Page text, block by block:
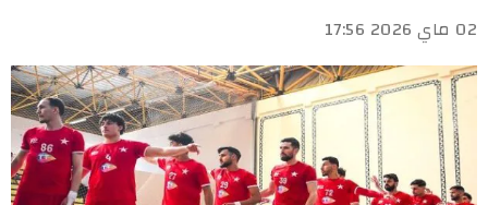
02 ماي 2026 17:56